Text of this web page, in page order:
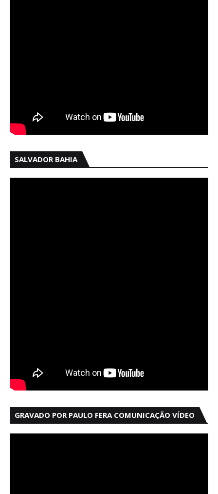
SALVADOR BAHIA
GRAVADO POR PAULO FERA COMUNICAÇÃO VÍDEO